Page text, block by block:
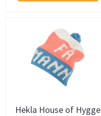
Hekla House of Hygge